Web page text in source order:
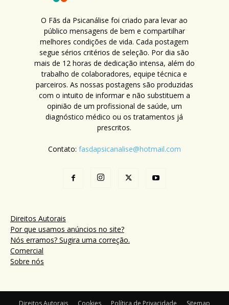
O Fãs da Psicanálise foi criado para levar ao
público mensagens de bem e compartilhar
melhores condições de vida. Cada postagem
segue sérios critérios de seleção. Por dia são
mais de 12 horas de dedicação intensa, além do
trabalho de colaboradores, equipe técnica e
parceiros. As nossas postagens são produzidas
com o intuito de informar e não substituem a
opinião de um profissional de saúde, um
diagnóstico médico ou os tratamentos já
prescritos.
Contato: fasdapsicanalise@hotmail.com
Direitos Autorais
Por que usamos anúncios no site?
Nós erramos? Sugira uma correção.
Comercial
Sobre nós